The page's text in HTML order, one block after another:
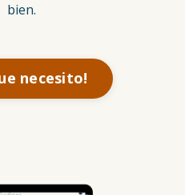
bien.
necesito!